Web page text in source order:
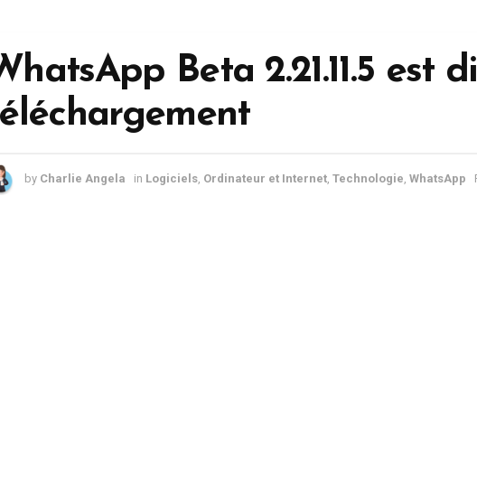
Beta 2.21.11.5 est
by Charlie Angela in Logiciels Ordinateur et Internet Technologie WhatsApp